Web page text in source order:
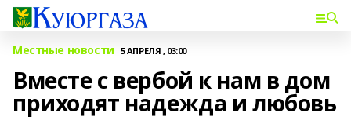
Местные новости 5 АПРЕЛЯ , 03:00
Вместе с вербой к нам в дом
приходят надежда и любовь